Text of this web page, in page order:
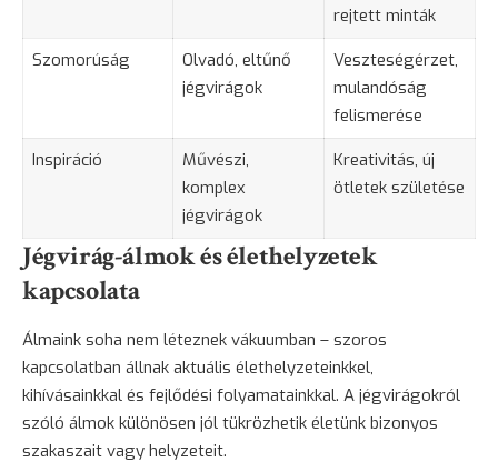
rejtett minták
Szomorúság
Olvadó, eltűnő
jégvirágok
Veszteségérzet,
mulandóság
felismerése
Inspiráció
Művészi,
komplex
jégvirágok
Kreativitás, új
ötletek születése
Jégvirág-álmok és élethelyzetek
kapcsolata
Álmaink soha nem léteznek vákuumban – szoros
kapcsolatban állnak aktuális élethelyzeteinkkel,
kihívásainkkal és fejlődési folyamatainkkal. A jégvirágokról
szóló álmok különösen jól tükrözhetik életünk bizonyos
szakaszait vagy helyzeteit.